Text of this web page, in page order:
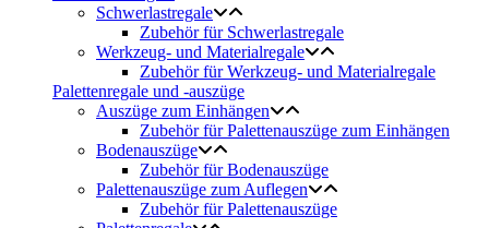
Schwerlastregale
Zubehör für Schwerlastregale
Werkzeug- und Materialregale
Zubehör für Werkzeug- und Materialregale
Palettenregale und -auszüge
Auszüge zum Einhängen
Zubehör für Palettenauszüge zum Einhängen
Bodenauszüge
Zubehör für Bodenauszüge
Palettenauszüge zum Auflegen
Zubehör für Palettenauszüge